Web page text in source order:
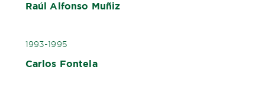
Raúl Alfonso Muñiz
1993-1995
Carlos Fontela